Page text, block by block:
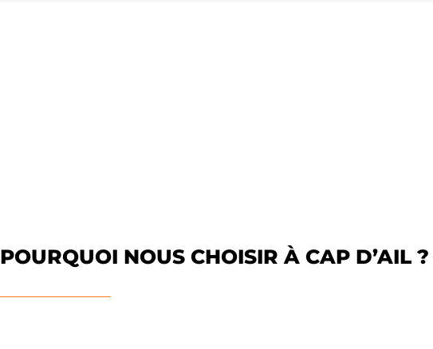
POURQUOI NOUS CHOISIR À CAP D’AIL ?